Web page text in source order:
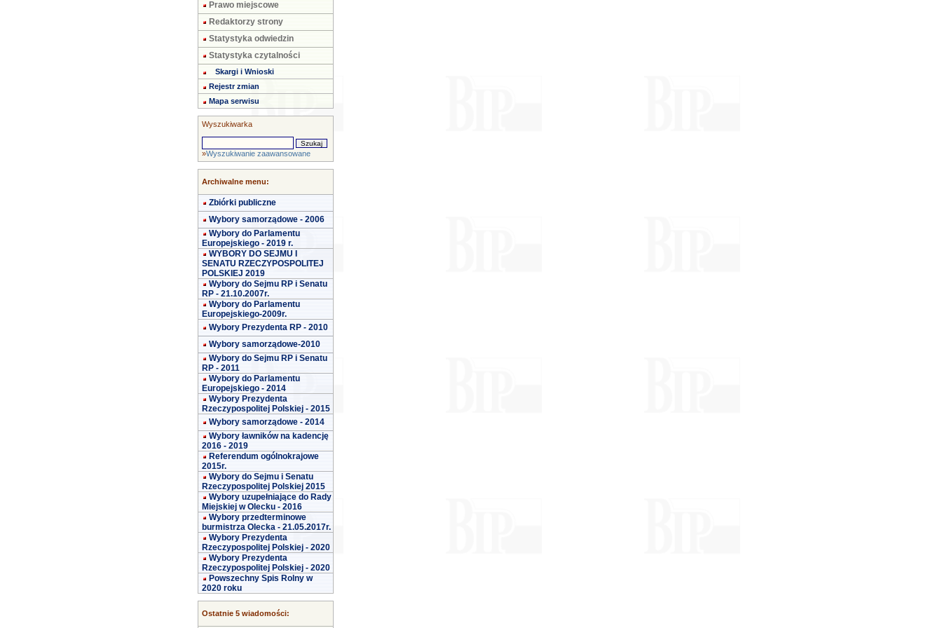
Prawo miejscowe
Redaktorzy strony
Statystyka odwiedzin
Statystyka czytalności
Skargi i Wnioski
Rejestr zmian
Mapa serwisu
Wyszukiwarka
»Wyszukiwanie zaawansowane
Archiwalne menu:
Zbiórki publiczne
Wybory samorządowe - 2006
Wybory do Parlamentu
Europejskiego - 2019 r.
WYBORY DO SEJMU I
SENATU RZECZYPOSPOLITEJ
POLSKIEJ 2019
Wybory do Sejmu RP i Senatu
RP - 21.10.2007r.
Wybory do Parlamentu
Europejskiego-2009r.
Wybory Prezydenta RP - 2010
Wybory samorządowe-2010
Wybory do Sejmu RP i Senatu
RP - 2011
Wybory do Parlamentu
Europejskiego - 2014
Wybory Prezydenta
Rzeczypospolitej Polskiej - 2015
Wybory samorządowe - 2014
Wybory ławników na kadencję
2016 - 2019
Referendum ogólnokrajowe
2015r.
Wybory do Sejmu i Senatu
Rzeczypospolitej Polskiej 2015
Wybory uzupełniające do Rady
Miejskiej w Olecku - 2016
Wybory przedterminowe
burmistrza Olecka - 21.05.2017r.
Wybory Prezydenta
Rzeczypospolitej Polskiej - 2020
Wybory Prezydenta
Rzeczypospolitej Polskiej - 2020
Powszechny Spis Rolny w
2020 roku
Ostatnie 5 wiadomości: